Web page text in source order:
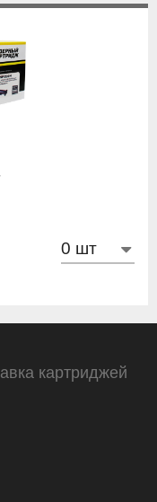
картриджей